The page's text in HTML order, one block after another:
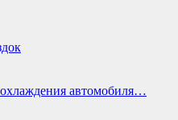
автомобиля…